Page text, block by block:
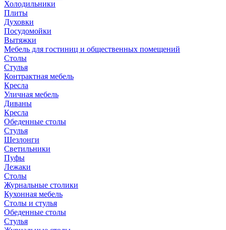
Холодильники
Плиты
Духовки
Посудомойки
Вытяжки
Мебель для гостиниц и общественных помещений
Столы
Стулья
Контрактная мебель
Кресла
Уличная мебель
Диваны
Кресла
Обеденные столы
Стулья
Шезлонги
Светильники
Пуфы
Лежаки
Столы
Журнальные столики
Кухонная мебель
Столы и стулья
Обеденные столы
Стулья